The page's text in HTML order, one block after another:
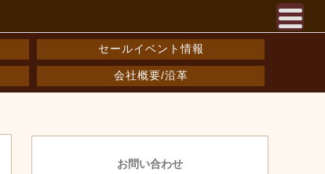
セールイベント情報
会社概要/沿革
お問い合わせ